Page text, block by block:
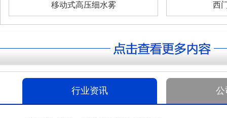
移动式高压细水雾 西
行业资讯 公